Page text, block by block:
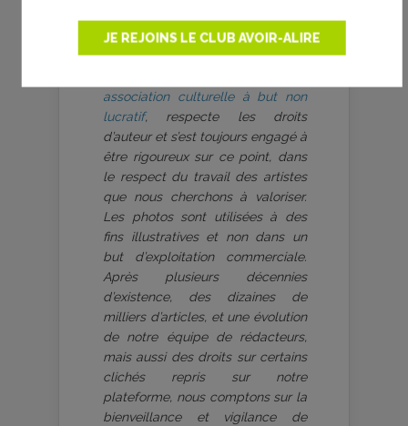
JE REJOINS LE CLUB AVOIR-ALIRE
aVoir-aLire.com, dont le contenu
association culturelle à but non
lucratif, respecte les droits
d’auteur et s’est toujours engagé à
être rigoureux sur ce point, dans
le respect du travail des artistes
que nous cherchons à valoriser.
Les photos sont utilisées à des
fins illustratives et non dans un
but d’exploitation commerciale.
Après plusieurs décennies
d’existence, des dizaines de
milliers d’articles, et une évolution
de notre équipe de rédacteurs,
mais aussi des droits sur certains
clichés repris sur notre
plateforme, nous comptons sur la
bienveillance et vigilance de